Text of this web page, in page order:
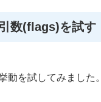
数(flags)を試す
動を試してみました。